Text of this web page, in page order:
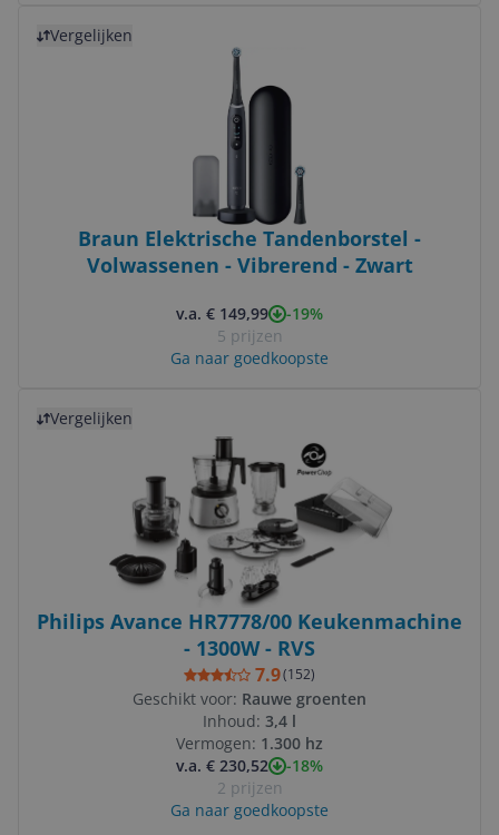
Vergelijken
Braun Elektrische Tandenborstel -
Volwassenen - Vibrerend - Zwart
v.a. € 149,99
-19%
5 prijzen
Ga naar goedkoopste
Vergelijken
Philips Avance HR7778/00 Keukenmachine
- 1300W - RVS
7.9(152)
Geschikt voor: Rauwe groenten
Inhoud: 3,4 l
Vermogen: 1.300 hz
v.a. € 230,52
-18%
2 prijzen
Ga naar goedkoopste